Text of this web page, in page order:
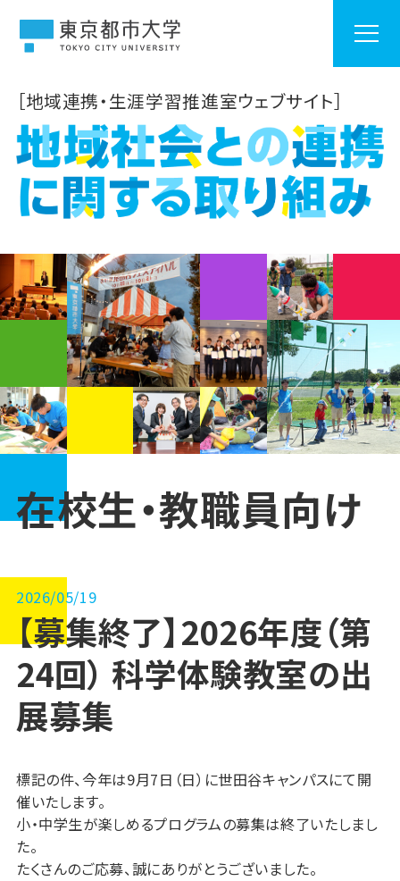
［地域連携・生涯学習推進室ウェブサイト］
在校生・教職員向け
2026/05/19
【募集終了】2026年度（第
24回） 科学体験教室の出
展募集
標記の件、今年は9月7日（日）に世田谷キャンパスにて開
催いたします。
小・中学生が楽しめるプログラムの募集は終了いたしまし
た。
たくさんのご応募、誠にありがとうございました。